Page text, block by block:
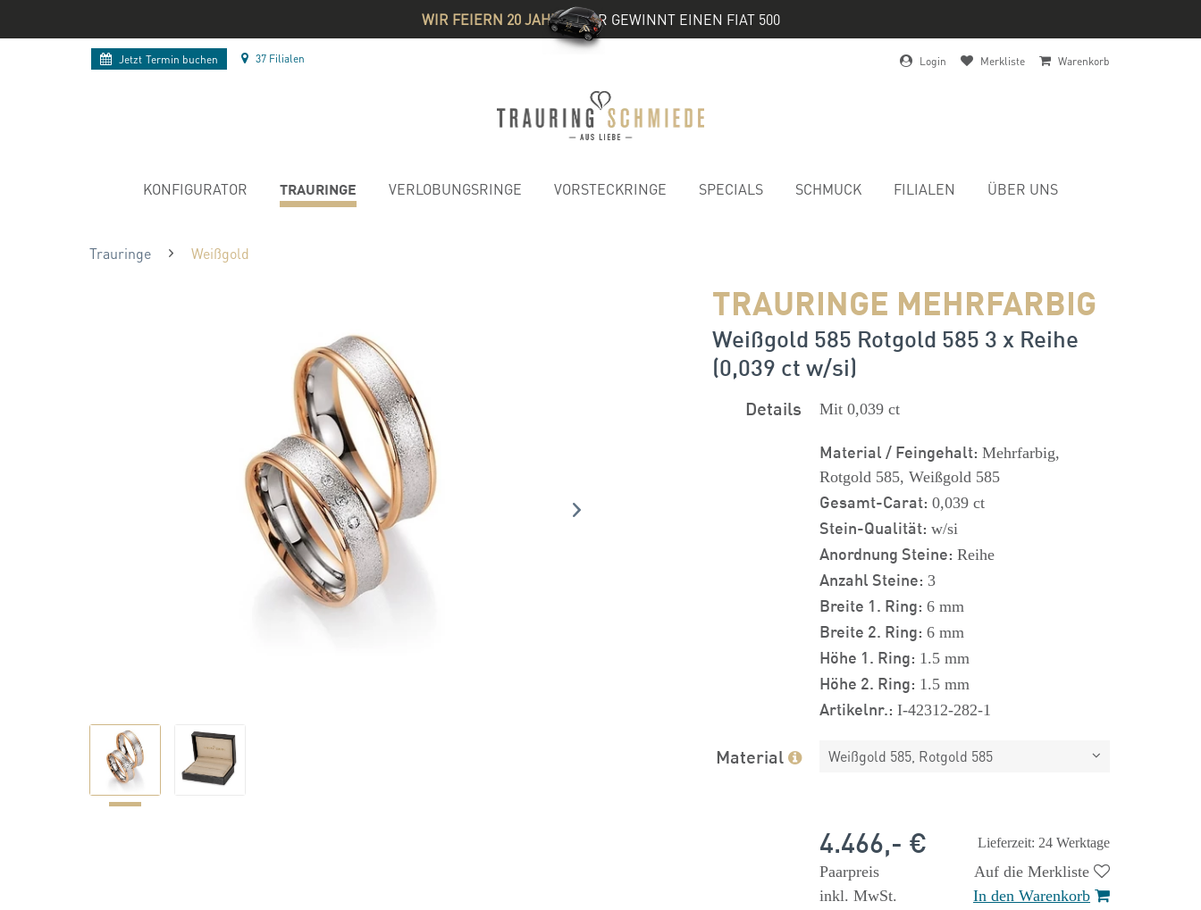
WIR FEIERN 20 JAHRE& IHR GEWINNT EINEN FIAT 500
Jetzt Termin buchen 37 Filialen Login Merkliste Warenkorb
KONFIGURATOR TRAURINGE VERLOBUNGSRINGE VORSTECKRINGE SPECIALS SCHMUCK FILIALEN ÜBER UNS
Trauringe Weißgold
TRAURINGE MEHRFARBIG
Weißgold 585 Rotgold 585 3 x Reihe
(0,039 ct w/si)
Details Mit 0,039 ct
Material / Feingehalt: Mehrfarbig,
Rotgold 585, Weißgold 585
Gesamt-Carat: 0,039 ct
Stein-Qualität: w/si
Anordnung Steine: Reihe
Anzahl Steine: 3
Breite 1. Ring: 6 mm
Breite 2. Ring: 6 mm
Höhe 1. Ring: 1.5 mm
Höhe 2. Ring: 1.5 mm
Artikelnr.: I-42312-282-1
Material Weißgold 585, Rotgold 585
Lieferzeit: 24 Werktage
4.466,- €
Paarpreis
inkl. MwSt.
Auf die Merkliste
In den Warenkorb